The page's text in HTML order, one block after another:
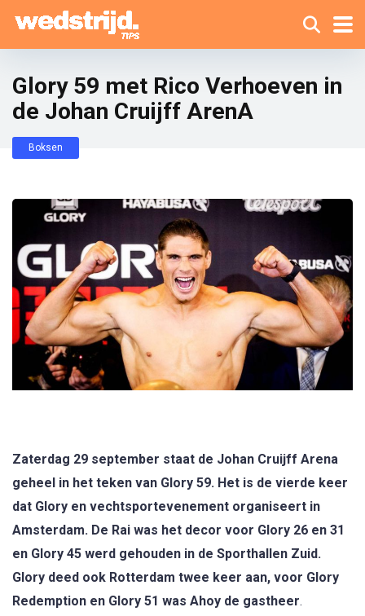
Glory 59 met Rico Verhoeven in
de Johan Cruijff ArenA
Boksen
Zaterdag 29 september staat de Johan Cruijff Arena
geheel in het teken van Glory 59. Het is de vierde keer
dat Glory en vechtsportevenement organiseert in
Amsterdam. De Rai was het decor voor Glory 26 en 31
en Glory 45 werd gehouden in de Sporthallen Zuid.
Glory deed ook Rotterdam twee keer aan, voor Glory
Redemption en Glory 51 was Ahoy de gastheer.